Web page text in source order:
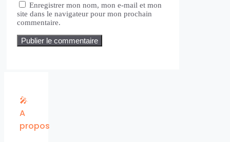
Enregistrer mon nom, mon e-mail et mon
site dans le navigateur pour mon prochain
commentaire.
🎤
A
propos